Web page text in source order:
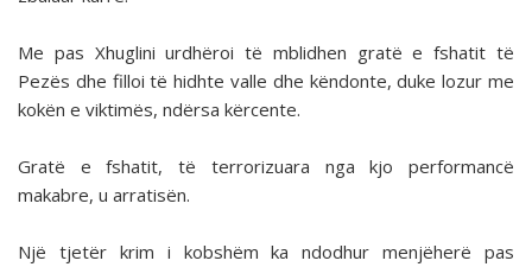
Me pas Xhuglini urdhëroi të mblidhen gratë e fshatit të
Pezës dhe filloi të hidhte valle dhe këndonte, duke lozur me
kokën e viktimës, ndërsa kërcente.
Gratë e fshatit, të terrorizuara nga kjo performancë
makabre, u arratisën.
Një tjetër krim i kobshëm ka ndodhur menjëherë pas